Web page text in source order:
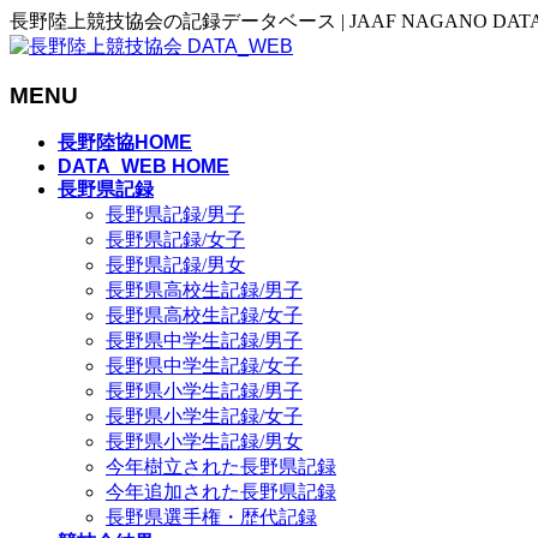
長野陸上競技協会の記録データベース | JAAF NAGANO
MENU
長野陸協HOME
DATA_WEB HOME
長野県記録
長野県記録/男子
長野県記録/女子
長野県記録/男女
長野県高校生記録/男子
長野県高校生記録/女子
長野県中学生記録/男子
長野県中学生記録/女子
長野県小学生記録/男子
長野県小学生記録/女子
長野県小学生記録/男女
今年樹立された長野県記録
今年追加された長野県記録
長野県選手権・歴代記録